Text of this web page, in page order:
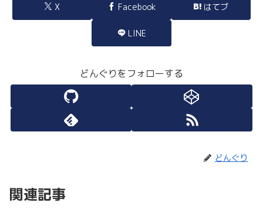
X Facebook はてブ
LINE
どんぐりをフォローする
どんぐり
関連記事